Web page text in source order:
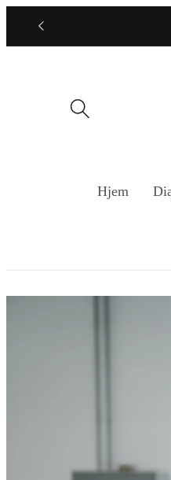
videre til
innholdet
Hjem